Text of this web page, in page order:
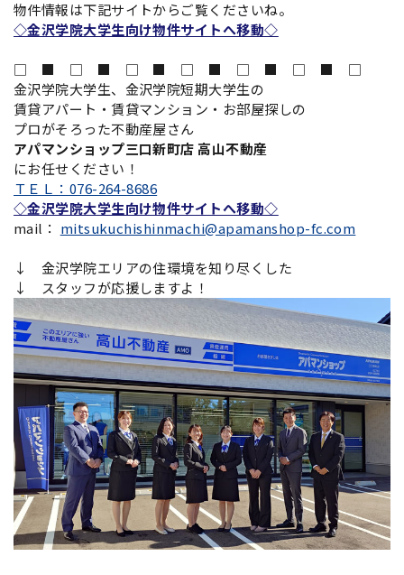
物件情報は下記サイトからご覧くださいね。
◇金沢学院大学生向け物件サイトへ移動◇
□ ■ □ ■ □ ■ □ ■ □ ■ □ ■ □
金沢学院大学生、金沢学院短期大学生の
賃貸アパート・賃貸マンション・お部屋探しの
プロがそろった不動産屋さん
アパマンショップ三口新町店 高山不動産
にお任せください！
ＴＥＬ：076-264-8686
◇金沢学院大学生向け物件サイトへ移動◇
mail： mitsukuchishinmachi@apamanshop-fc.com
↓ 金沢学院エリアの住環境を知り尽くした
↓ スタッフが応援しますよ！